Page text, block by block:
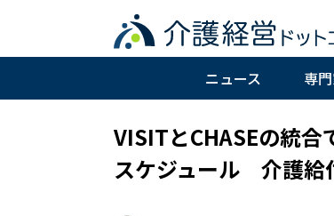
ニュース 専
VISITとCHASEの統
スケジュール 介護給